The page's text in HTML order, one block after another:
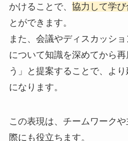
かけることで、 協力して学
とができます。
また、会議やディスカッシ
について知識を深めてから再
う」と提案することで、よ
になります。
この表現は、チームワーク
際にも役立ちます。